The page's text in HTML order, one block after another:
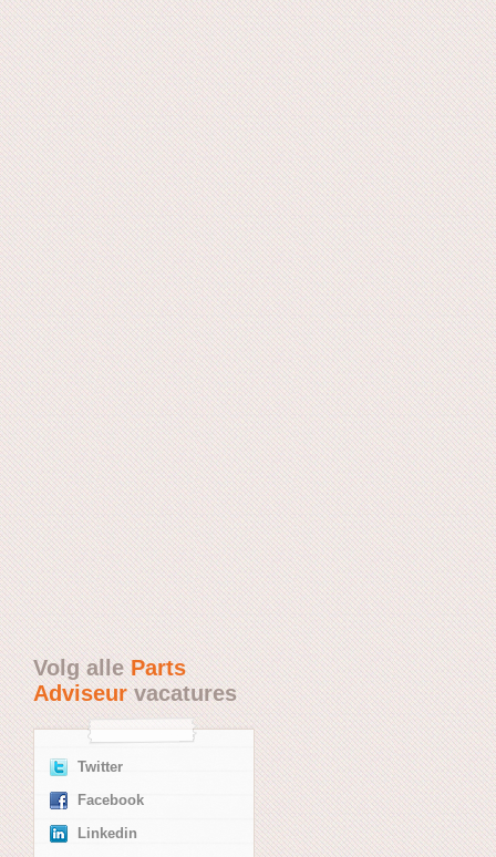
Volg alleParts
Adviseurvacatures
Twitter
Facebook
Linkedin